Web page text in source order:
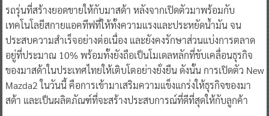
รถรุ่นที่สร้างยอดขายให้กับมาสด้า หลังจากเปิดตัวมาพร้อมกับ
เทคโนโลยีสกายแอคทีฟที่ให้ทั้งความแรงและประหยัดน้ำมัน จน
ประสบความสำเร็จอย่างต่อเนื่อง และยังคงรักษาส่วนแบ่งการตลาด
อยู่ที่ประมาณ 10% พร้อมทั้งยังถือเป็นโมเดลหลักที่ขับเคลื่อนธุรกิจ
ของมาสด้าในประเทศไทยให้เติบโตอย่างยั่งยืน ดังนั้น การเปิดตัว New
Mazda2 ในวันนี้ คือการเข้ามาเสริมความแข็งแกร่งให้ธุรกิจของมา
สด้า และเป็นผลิตภัณฑ์ที่จะสร้างประสบการณ์ที่ดีที่สุดให้กับลูกค้า